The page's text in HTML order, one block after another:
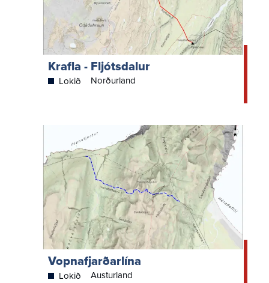
Krafla - Fljótsdalur
Lokið Norðurland
Vopnafjarðarlína
Lokið Austurland